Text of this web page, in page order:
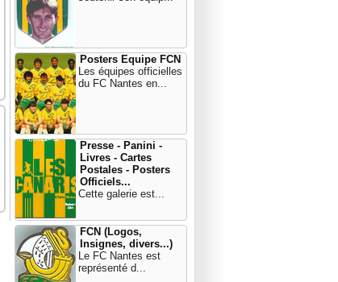
Posters Equipe FCN
Les équipes officielles
du FC Nantes en...
Presse - Panini -
Livres - Cartes
Postales - Posters
Officiels...
Cette galerie est...
FCN (Logos,
Insignes, divers...)
Le FC Nantes est
représenté d...